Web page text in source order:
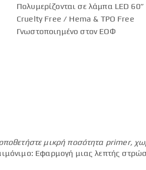
Πολυμερίζονται σε λάμπα LED
Cruelty Free / Hema & TPO Free
Γνωστοποιημένο στον ΕΟΦ
μικρή ποσότητα primer,
Εφαρμογή μιας λεπτής